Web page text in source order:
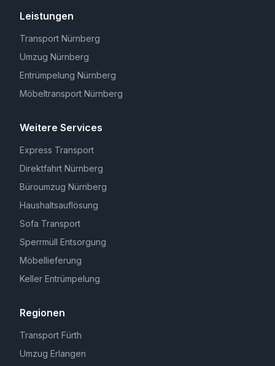
Leistungen
Transport Nürnberg
Umzug Nürnberg
Entrümpelung Nürnberg
Möbeltransport Nürnberg
Weitere Services
Express Transport
Direktfahrt Nürnberg
Büroumzug Nürnberg
Haushaltsauflösung
Sofa Transport
Sperrmüll Entsorgung
Möbellieferung
Keller Entrümpelung
Regionen
Transport Fürth
Umzug Erlangen